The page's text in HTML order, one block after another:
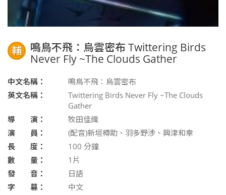
輔
鳴鳥不飛：烏雲密布 Twittering Birds
Never Fly ~The Clouds Gather
中文名稱：
鳴鳥不飛：烏雲密布
英文名稱：
Twittering Birds Never Fly ~The Clouds
Gather
導 演：
牧田佳織
演 員：
(配音)新垣樽助、羽多野涉、興津和幸
長 度：
100 分鐘
數 量：
1片
發 音：
日語
字 幕：
中文